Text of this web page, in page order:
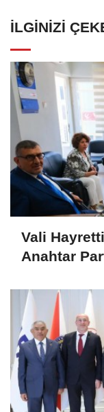
İLGINIZI
Vali
Anahtar